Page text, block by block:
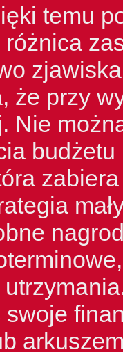
temu
różnica
że przy
Nie
swoje